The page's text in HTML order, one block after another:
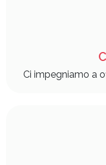
Ci impegniamo a